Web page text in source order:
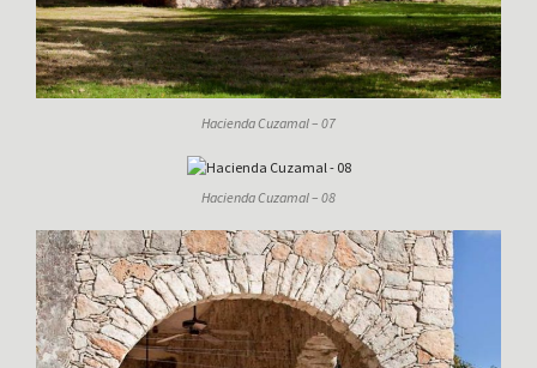
Hacienda Cuzamal – 07
Hacienda Cuzamal – 08